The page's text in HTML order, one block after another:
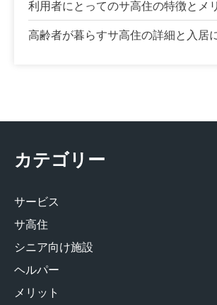
利用者にとってのサ高住の特徴とメ
高齢者が暮らすサ高住の詳細と入居
カテゴリー
サービス
サ高住
シニア向け施設
ヘルパー
メリット